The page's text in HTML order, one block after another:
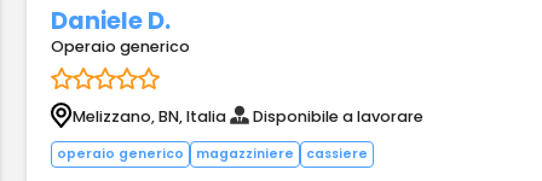
Daniele D.
Operaio generico
Melizzano, BN, Italia Disponibile a lavorare
operaio generico magazziniere cassiere